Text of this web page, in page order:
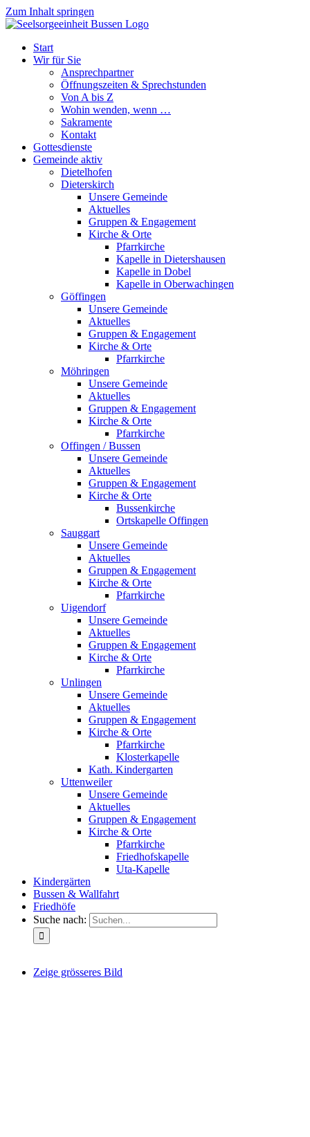
Zum Inhalt springen
Start
Wir für Sie
Ansprechpartner
Öffnungszeiten & Sprechstunden
Von A bis Z
Wohin wenden, wenn …
Sakramente
Kontakt
Gottesdienste
Gemeinde aktiv
Dietelhofen
Dieterskirch
Unsere Gemeinde
Aktuelles
Gruppen & Engagement
Kirche & Orte
Pfarrkirche
Kapelle in Dietershausen
Kapelle in Dobel
Kapelle in Oberwachingen
Göffingen
Unsere Gemeinde
Aktuelles
Gruppen & Engagement
Kirche & Orte
Pfarrkirche
Möhringen
Unsere Gemeinde
Aktuelles
Gruppen & Engagement
Kirche & Orte
Pfarrkirche
Offingen / Bussen
Unsere Gemeinde
Aktuelles
Gruppen & Engagement
Kirche & Orte
Bussenkirche
Ortskapelle Offingen
Sauggart
Unsere Gemeinde
Aktuelles
Gruppen & Engagement
Kirche & Orte
Pfarrkirche
Uigendorf
Unsere Gemeinde
Aktuelles
Gruppen & Engagement
Kirche & Orte
Pfarrkirche
Unlingen
Unsere Gemeinde
Aktuelles
Gruppen & Engagement
Kirche & Orte
Pfarrkirche
Klosterkapelle
Kath. Kindergarten
Uttenweiler
Unsere Gemeinde
Aktuelles
Gruppen & Engagement
Kirche & Orte
Pfarrkirche
Friedhofskapelle
Uta-Kapelle
Kindergärten
Bussen & Wallfahrt
Friedhöfe
Suche nach:
Zeige grösseres Bild